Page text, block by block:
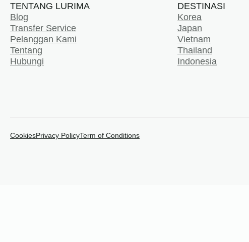
TENTANG LURIMA
Blog
Transfer Service
Pelanggan Kami
Tentang
Hubungi
DESTINASI
Korea
Japan
Vietnam
Thailand
Indonesia
CookiesPrivacy PolicyTerm of Conditions